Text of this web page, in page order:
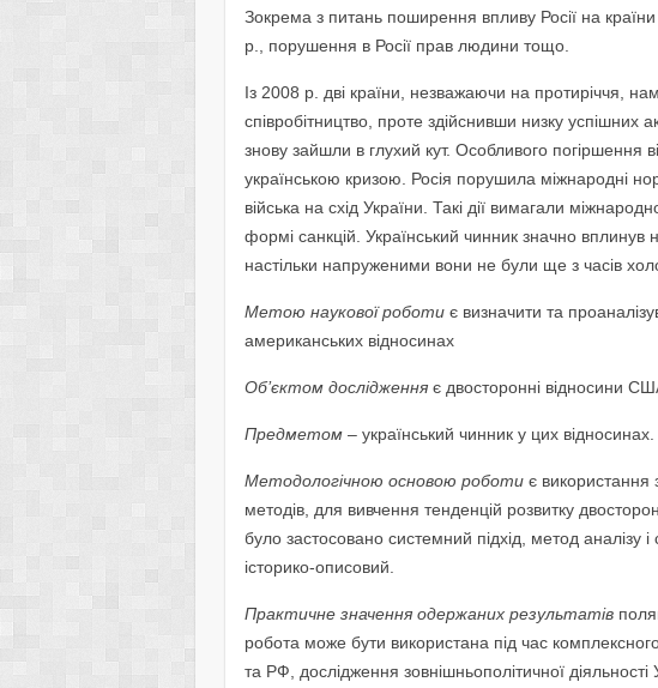
Зокрема з питань поширення впливу Росії на
р., порушення в Росії прав людини тощо.
Із 2008 р. дві країни, незважаючи на протиріччя,
співробітництво, проте здійснивши низку успішних
знову зайшли в глухий кут. Особливого погіршення
українською кризою. Росія порушила міжнародні
війська на схід України. Такі дії вимагали
формі санкцій. Український чинник значно вплинув
настільки напруженими вони не були ще з часів
Метою наукової роботиє визначити та
американських відносинах
Об’єктом дослідженняє двосторонні відносини
Предметом– український чинник у цих відносинах.
Методологічною основою роботи є використання
методів, для вивчення тенденцій розвитку
було застосовано системний підхід, метод аналізу і
історико-описовий.
Практичне значення одержаних результатів
робота може бути використана під час
та РФ, дослідження зовнішньополітичної діяльності